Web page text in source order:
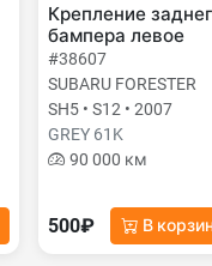
Крепление
бампера левое
#38607
SUBARU FORESTER
SH5 • S12 • 2007
GREY 61K
90 000 км
500₽ В